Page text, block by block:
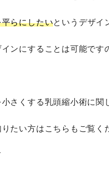
らにしたいというデザイ
ンにすることは可能です
さくする乳頭縮小術に関
たい方はこちらもご覧く